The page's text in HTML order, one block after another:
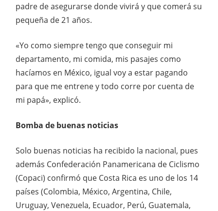
padre de asegurarse donde vivirá y que comerá su
pequeña de 21 años.
«Yo como siempre tengo que conseguir mi
departamento, mi comida, mis pasajes como
hacíamos en México, igual voy a estar pagando
para que me entrene y todo corre por cuenta de
mi papá», explicó.
Bomba de buenas noticias
Solo buenas noticias ha recibido la nacional, pues
además Confederación Panamericana de Ciclismo
(Copaci) confirmó que Costa Rica es uno de los 14
países (Colombia, México, Argentina, Chile,
Uruguay, Venezuela, Ecuador, Perú, Guatemala,